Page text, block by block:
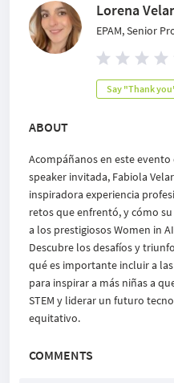
Lorena
EPAM, Senior
Say "Thank
ABOUT
Acompáñanos en este
speaker invitada, Fabiola
inspiradora experiencia
retos que enfrentó, y cómo
a los prestigiosos Women in
Descubre los desafíos y
qué es importante incluir a
para inspirar a más niñas a
STEM y liderar un futuro
equitativo.
COMMENTS